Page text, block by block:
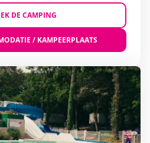
DE CAMPING
/ KAMPEERPLAATS